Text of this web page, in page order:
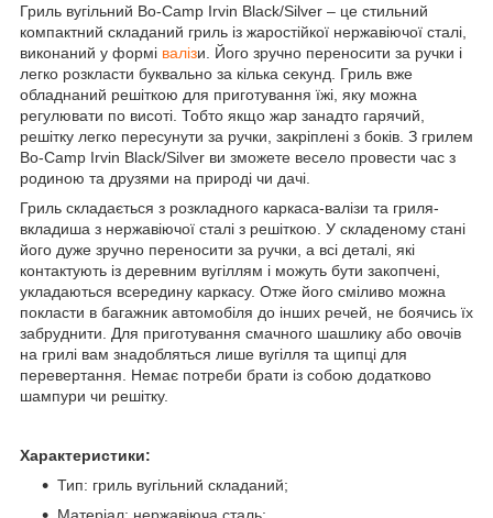
Гриль вугільний Bo-Camp Irvin Black/Silver – це стильний
компактний складаний гриль із жаростійкої нержавіючої сталі,
виконаний у формі валізи. Його зручно переносити за ручки і
легко розкласти буквально за кілька секунд. Гриль вже
обладнаний решіткою для приготування їжі, яку можна
регулювати по висоті. Тобто якщо жар занадто гарячий,
решітку легко пересунути за ручки, закріплені з боків. З грилем
Bo-Camp Irvin Black/Silver ви зможете весело провести час з
родиною та друзями на природі чи дачі.
Гриль складається з розкладного каркаса-валізи та гриля-
вкладиша з нержавіючої сталі з решіткою. У складеному стані
його дуже зручно переносити за ручки, а всі деталі, які
контактують із деревним вугіллям і можуть бути закопчені,
укладаються всередину каркасу. Отже його сміливо можна
покласти в багажник автомобіля до інших речей, не боячись їх
забруднити. Для приготування смачного шашлику або овочів
на грилі вам знадобляться лише вугілля та щипці для
перевертання. Немає потреби брати із собою додатково
шампури чи решітку.
Характеристики:
Тип: гриль вугільний складаний;
Матеріал: нержавіюча сталь;